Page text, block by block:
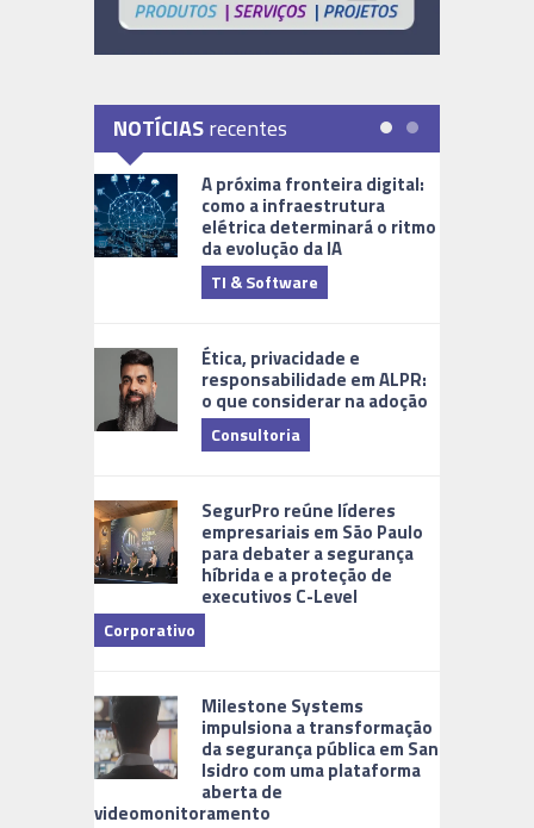
NOTÍCIASrecentes
A próxima fronteira digital:
como a infraestrutura
elétrica determinará o ritmo
da evolução da IA
TI & Software
Ética, privacidade e
responsabilidade em ALPR:
o que considerar na adoção
Consultoria
SegurPro reúne líderes
empresariais em São Paulo
para debater a segurança
híbrida e a proteção de
executivos C-Level
Corporativo
Milestone Systems
impulsiona a transformação
da segurança pública em San
Isidro com uma plataforma
aberta de
videomonitoramento